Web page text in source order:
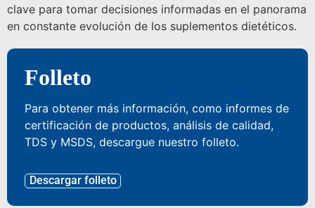
clave para tomar decisiones informadas en el panorama
en constante evolución de los suplementos dietéticos.
Folleto
Para obtener más información, como informes de
certificación de productos, análisis de calidad,
TDS y MSDS, descargue nuestro folleto.
Descargar folleto